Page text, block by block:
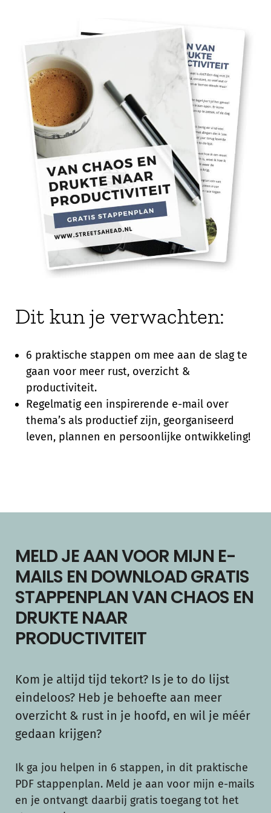
Dit kun je verwachten:
6 praktische stappen om mee aan de slag te
gaan voor meer rust, overzicht &
productiviteit.
Regelmatig een inspirerende e-mail over
thema’s als productief zijn, georganiseerd
leven, plannen en persoonlijke ontwikkeling!
MELD JE AAN VOOR MIJN E-
MAILS EN DOWNLOAD GRATIS
STAPPENPLAN VAN CHAOS EN
DRUKTE NAAR
PRODUCTIVITEIT
Kom je altijd tijd tekort? Is je to do lijst
eindeloos? Heb je behoefte aan meer
overzicht & rust in je hoofd, en wil je méér
gedaan krijgen?
Ik ga jou helpen in 6 stappen, in dit praktische
PDF stappenplan. Meld je aan voor mijn e-mails
en je ontvangt daarbij gratis toegang tot het